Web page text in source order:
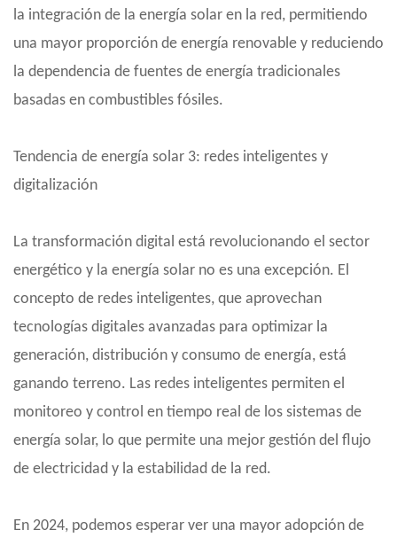
la integración de la energía solar en la red, permitiendo
una mayor proporción de energía renovable y reduciendo
la dependencia de fuentes de energía tradicionales
basadas en combustibles fósiles.
Tendencia de energía solar 3: redes inteligentes y
digitalización
La transformación digital está revolucionando el sector
energético y la energía solar no es una excepción. El
concepto de redes inteligentes, que aprovechan
tecnologías digitales avanzadas para optimizar la
generación, distribución y consumo de energía, está
ganando terreno. Las redes inteligentes permiten el
monitoreo y control en tiempo real de los sistemas de
energía solar, lo que permite una mejor gestión del flujo
de electricidad y la estabilidad de la red.
En 2024, podemos esperar ver una mayor adopción de